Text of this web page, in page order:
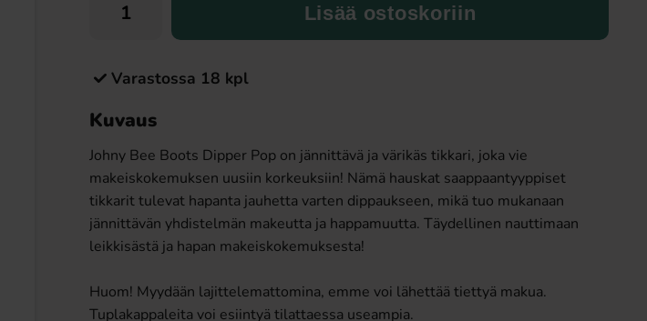
Ramlösa Kirsikka 33cl
1.19 EUR
Osta Osta
Lisää ostoskoriin
Varastossa 18 kpl
Kuvaus
Johny Bee Boots Dipper Pop on jännittävä ja värikäs tikkari, joka vie
makeiskokemuksen uusiin korkeuksiin! Nämä hauskat saappaantyyppiset
tikkarit tulevat hapanta jauhetta varten dippaukseen, mikä tuo mukanaan
jännittävän yhdistelmän makeutta ja happamuutta. Täydellinen nauttimaan
leikkisästä ja hapan makeiskokemuksesta!
Huom! Myydään lajittelemattomina, emme voi lähettää tiettyä makua.
Tuplakappaleita voi esiintyä tilattaessa useampia.